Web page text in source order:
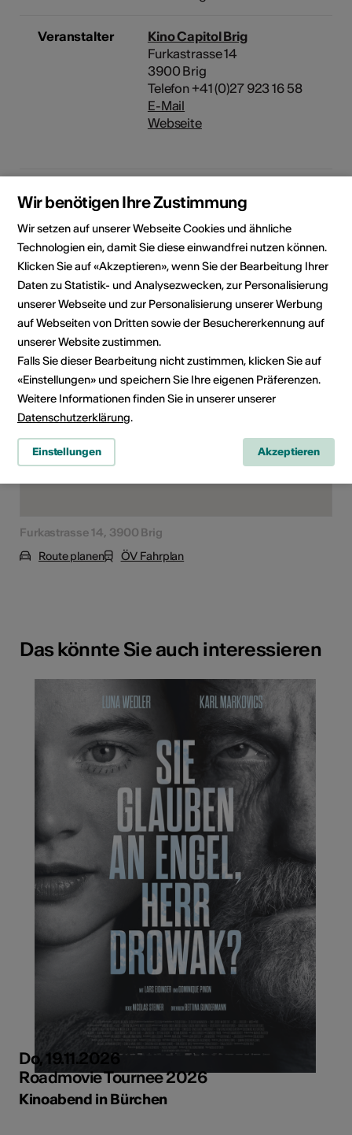
Veranstalter
Kino Capitol Brig
Furkastrasse 14
3900 Brig
Telefon +41 (0)27 923 16 58
E-Mail
Webseite
Filmvorführung
Altersfreigabe
Ab 12 Jahren
Veranstaltungsort
Furkastrasse 14, 3900 Brig
Route planen
ÖV Fahrplan
Das könnte Sie auch interessieren
Do, 19.11.2026
Roadmovie Tournee 2026
Kinoabend in Bürchen
Wir benötigen Ihre Zustimmung
Wir setzen auf unserer Webseite Cookies und ähnliche
Technologien ein, damit Sie diese einwandfrei nutzen können.
Klicken Sie auf «Akzeptieren», wenn Sie der Bearbeitung Ihrer
Daten zu Statistik- und Analysezwecken, zur Personalisierung
unserer Webseite und zur Personalisierung unserer Werbung
auf Webseiten von Dritten sowie der Besuchererkennung auf
unserer Website zustimmen.
Falls Sie dieser Bearbeitung nicht zustimmen, klicken Sie auf
«Einstellungen» und speichern Sie Ihre eigenen Präferenzen.
Weitere Informationen finden Sie in unserer unserer
Datenschutzerklärung.
Einstellungen Akzeptieren